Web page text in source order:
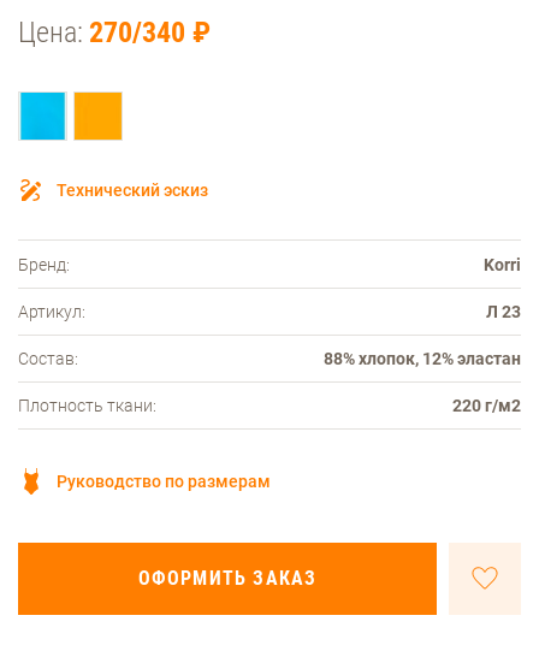
Цена: 270/340 ₽
Технический эскиз
Бренд: Korri
Артикул: Л 23
Состав: 88% хлопок, 12% эластан
Плотность ткани: 220 г/м2
Руководство по размерам
ОФОРМИТЬ ЗАКАЗ